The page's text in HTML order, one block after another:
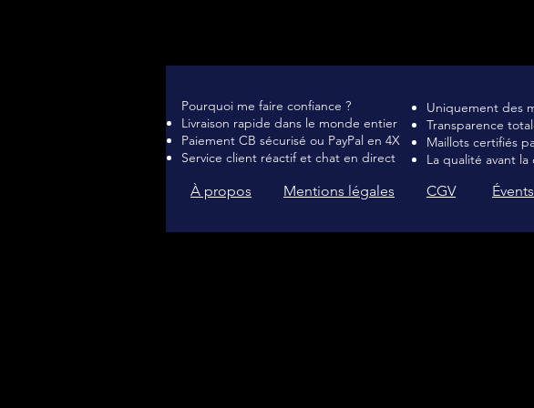
Pourquoi me faire confiance ?
Livraison rapide dans le monde entier
Paiement CB sécurisé ou PayPal en 4X
Service client réactif et chat en direct
Uniquement des
Transparence
Maillots certifiés
La qualité avant
À propos Mentions légales CGV